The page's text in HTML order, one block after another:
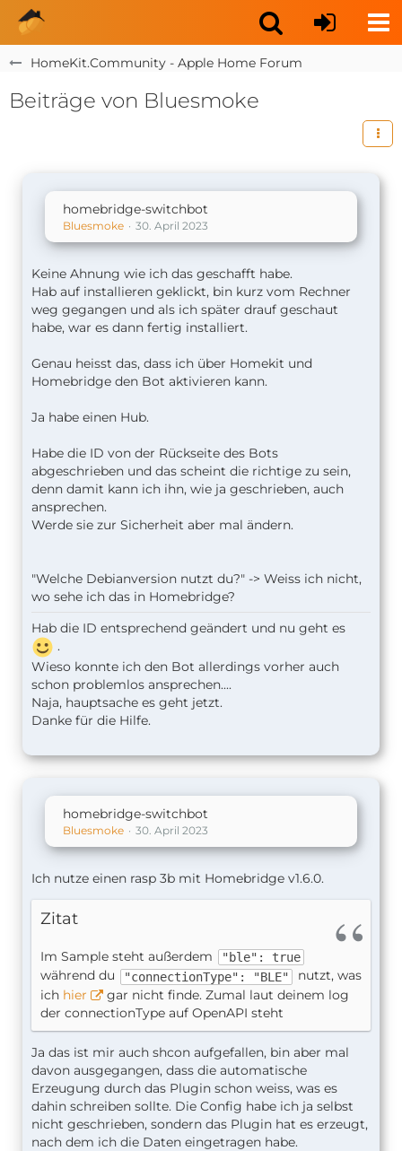
HomeKit.Community - Apple Home Forum
Beiträge von Bluesmoke
homebridge-switchbot
Bluesmoke 30. April 2023
Keine Ahnung wie ich das geschafft habe.
Hab auf installieren geklickt, bin kurz vom Rechner
weg gegangen und als ich später drauf geschaut
habe, war es dann fertig installiert.
Genau heisst das, dass ich über Homekit und
Homebridge den Bot aktivieren kann.
Ja habe einen Hub.
Habe die ID von der Rückseite des Bots
abgeschrieben und das scheint die richtige zu sein,
denn damit kann ich ihn, wie ja geschrieben, auch
ansprechen.
Werde sie zur Sicherheit aber mal ändern.
"Welche Debianversion nutzt du?" -> Weiss ich nicht,
wo sehe ich das in Homebridge?
Hab die ID entsprechend geändert und nu geht es
.
Wieso konnte ich den Bot allerdings vorher auch
schon problemlos ansprechen....
Naja, hauptsache es geht jetzt.
Danke für die Hilfe.
homebridge-switchbot
Bluesmoke 30. April 2023
Ich nutze einen rasp 3b mit Homebridge v1.6.0.
Zitat
Im Sample steht außerdem "ble": true
während du "connectionType": "BLE"
nutzt, was
ich hier
gar nicht finde. Zumal laut deinem log
der connectionType auf OpenAPI steht
Ja das ist mir auch shcon aufgefallen, bin aber mal
davon ausgegangen, dass die automatische
Erzeugung durch das Plugin schon weiss, was es
dahin schreiben sollte. Die Config habe ich ja selbst
nicht geschrieben, sondern das Plugin hat es erzeugt,
nach dem ich die Daten eingetragen habe.